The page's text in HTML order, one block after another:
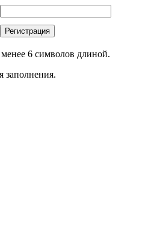
6 символов длиной.
заполнения.